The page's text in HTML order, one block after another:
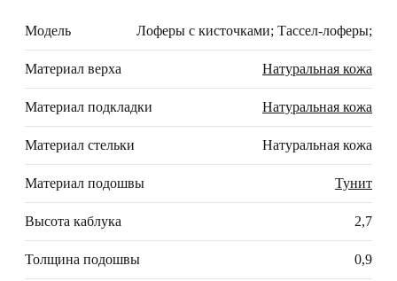
Модель Лоферы с кисточками; Тассел-лоферы;
Материал верха Натуральная кожа
Материал подкладки Натуральная кожа
Материал стельки Натуральная кожа
Материал подошвы Тунит
Высота каблука 2,7
Толщина подошвы 0,9